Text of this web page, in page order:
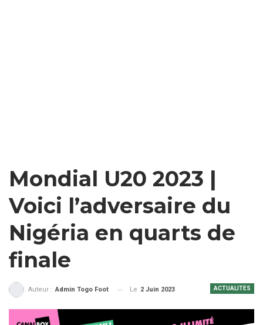
Mondial U20 2023 |
Voici l’adversaire du
Nigéria en quarts de
finale
ACTUALITES
Auteur : Admin Togo Foot Le 2 Juin 2023